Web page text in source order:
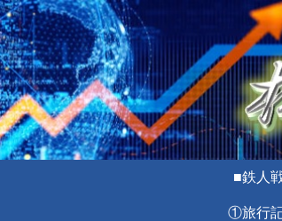
■鉄人
①旅行